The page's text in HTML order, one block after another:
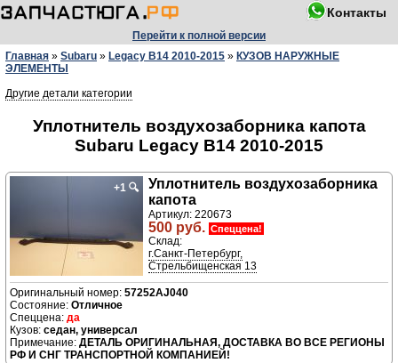
Контакты
Перейти к полной версии
Главная » Subaru » Legacy B14 2010-2015 » КУЗОВ НАРУЖНЫЕ
ЭЛЕМЕНТЫ
Другие детали категории
Уплотнитель воздухозаборника капота
Subaru Legacy B14 2010-2015
+1 🔍
Уплотнитель воздухозаборника
капота
Артикул: 220673
500 руб. Спеццена!
Склад:
г.Санкт-Петербург,
Стрельбищенская 13
57252AJ040
Отличное
да
седан, универсал
ДЕТАЛЬ ОРИГИНАЛЬНАЯ, ДОСТАВКА ВО ВСЕ РЕГИОНЫ
РФ И СНГ ТРАНСПОРТНОЙ КОМПАНИЕЙ!